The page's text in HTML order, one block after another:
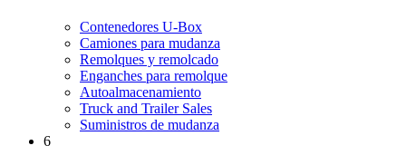
Contenedores U-Box
Camiones para mudanza
Remolques y remolcado
Enganches para remolque
Autoalmacenamiento
Truck and Trailer Sales
Suministros de mudanza
6